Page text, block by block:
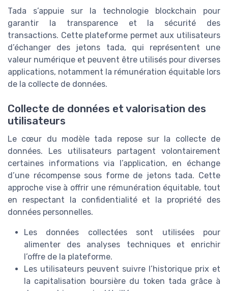
Tada s’appuie sur la technologie blockchain pour
garantir la transparence et la sécurité des
transactions. Cette plateforme permet aux utilisateurs
d’échanger des jetons tada, qui représentent une
valeur numérique et peuvent être utilisés pour diverses
applications, notamment la rémunération équitable lors
de la collecte de données.
Collecte de données et valorisation des
utilisateurs
Le cœur du modèle tada repose sur la collecte de
données. Les utilisateurs partagent volontairement
certaines informations via l’application, en échange
d’une récompense sous forme de jetons tada. Cette
approche vise à offrir une rémunération équitable, tout
en respectant la confidentialité et la propriété des
données personnelles.
Les données collectées sont utilisées pour
alimenter des analyses techniques et enrichir
l’offre de la plateforme.
Les utilisateurs peuvent suivre l’historique prix et
la capitalisation boursière du token tada grâce à